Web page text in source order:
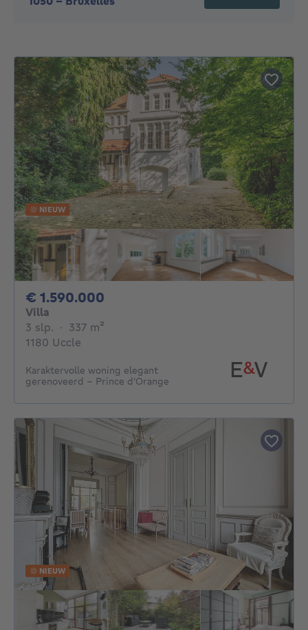
NIEUW
€ 1.590.000
Villa
3 slp. 3 slaapkamers
· 337 m²
1180 Uccle
Karaktervolle woning elegant
gerenoveerd - Prince d'Orange
NIEUW